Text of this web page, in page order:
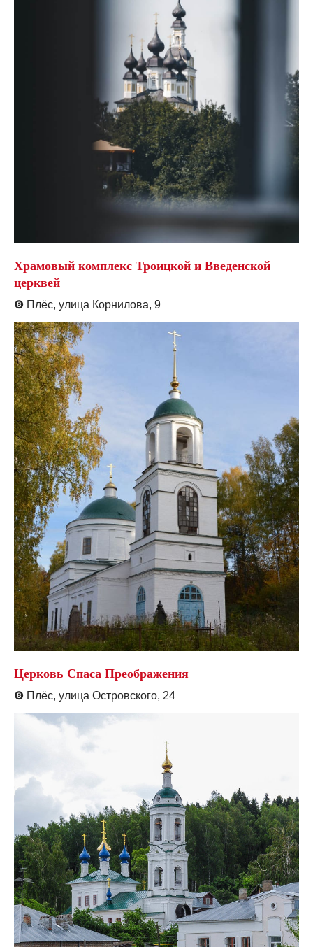
Храмовый комплекс Троицкой и Введенской
церквей
❽ Плёс, улица Корнилова, 9
Церковь Спаса Преображения
❽ Плёс, улица Островского, 24